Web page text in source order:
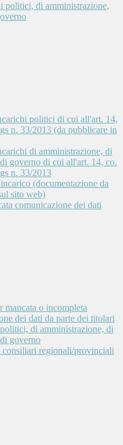
politici, di amministrazione,
politici di cui all'art. 14,
n. 33/2013 (da pubblicare in
di amministrazione, di
governo di cui all'art. 14, co.
n. 33/2013
(documentazione da
sito web)
comunicazione dei dati
mancata o incompleta
dei dati da parte dei titolari
di amministrazione, di
governo
regionali/provinciali